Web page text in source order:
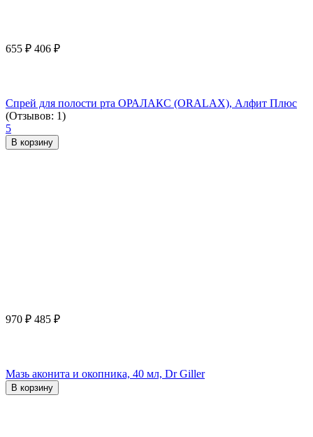
655 ₽ 406 ₽
Спрей для полости рта ОРАЛАКС (ORALAX), Алфит Плюс
(Отзывов: 1)
5
В корзину
970 ₽ 485 ₽
Мазь аконита и окопника, 40 мл, Dr Giller
В корзину